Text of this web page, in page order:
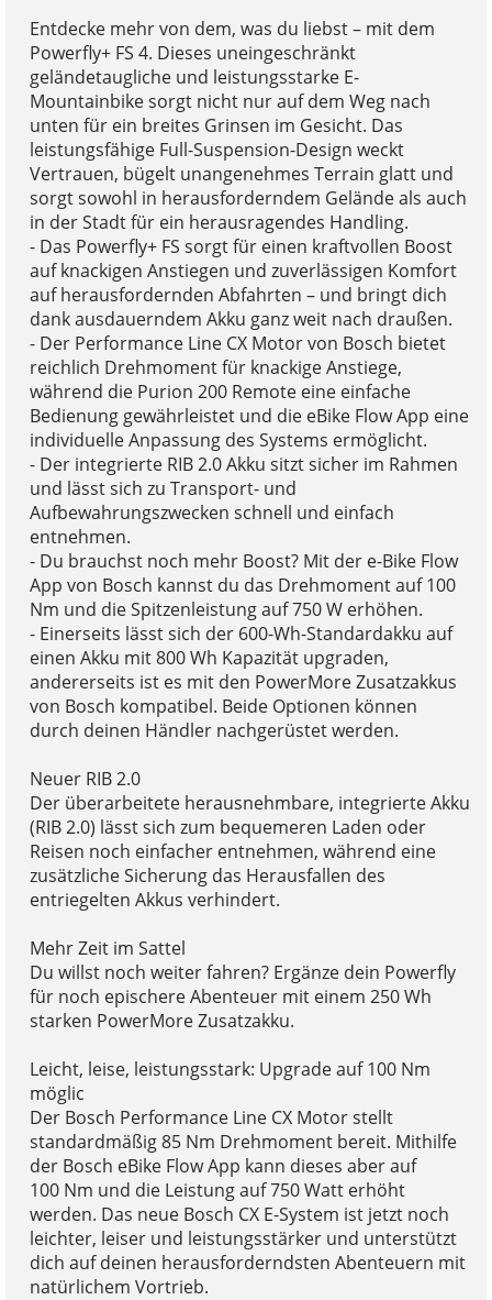
Entdecke mehr von dem, was du liebst – mit dem
Powerfly+ FS 4. Dieses uneingeschränkt
geländetaugliche und leistungsstarke E-
Mountainbike sorgt nicht nur auf dem Weg nach
unten für ein breites Grinsen im Gesicht. Das
leistungsfähige Full-Suspension-Design weckt
Vertrauen, bügelt unangenehmes Terrain glatt und
sorgt sowohl in herausforderndem Gelände als auch
in der Stadt für ein herausragendes Handling.
- Das Powerfly+ FS sorgt für einen kraftvollen Boost
auf knackigen Anstiegen und zuverlässigen Komfort
auf herausfordernden Abfahrten – und bringt dich
dank ausdauerndem Akku ganz weit nach draußen.
- Der Performance Line CX Motor von Bosch bietet
reichlich Drehmoment für knackige Anstiege,
während die Purion 200 Remote eine einfache
Bedienung gewährleistet und die eBike Flow App eine
individuelle Anpassung des Systems ermöglicht.
- Der integrierte RIB 2.0 Akku sitzt sicher im Rahmen
und lässt sich zu Transport- und
Aufbewahrungszwecken schnell und einfach
entnehmen.
- Du brauchst noch mehr Boost? Mit der e-Bike Flow
App von Bosch kannst du das Drehmoment auf 100
Nm und die Spitzenleistung auf 750 W erhöhen.
- Einerseits lässt sich der 600-Wh-Standardakku auf
einen Akku mit 800 Wh Kapazität upgraden,
andererseits ist es mit den PowerMore Zusatzakkus
von Bosch kompatibel. Beide Optionen können
durch deinen Händler nachgerüstet werden.
Neuer RIB 2.0
Der überarbeitete herausnehmbare, integrierte Akku
(RIB 2.0) lässt sich zum bequemeren Laden oder
Reisen noch einfacher entnehmen, während eine
zusätzliche Sicherung das Herausfallen des
entriegelten Akkus verhindert.
Mehr Zeit im Sattel
Du willst noch weiter fahren? Ergänze dein Powerfly
für noch epischere Abenteuer mit einem 250 Wh
starken PowerMore Zusatzakku.
Leicht, leise, leistungsstark: Upgrade auf 100 Nm
möglic
Der Bosch Performance Line CX Motor stellt
standardmäßig 85 Nm Drehmoment bereit. Mithilfe
der Bosch eBike Flow App kann dieses aber auf
100 Nm und die Leistung auf 750 Watt erhöht
werden. Das neue Bosch CX E-System ist jetzt noch
leichter, leiser und leistungsstärker und unterstützt
dich auf deinen herausforderndsten Abenteuern mit
natürlichem Vortrieb.